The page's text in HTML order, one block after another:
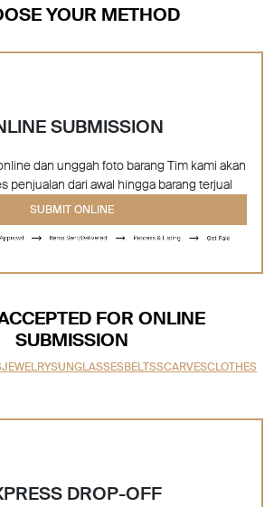
YOUR METHOD
SUBMISSION
dan unggah foto barang Tim kami akan
penjualan dari awal hingga barang terjual
SUBMIT ONLINE
FOR ONLINE
SUBMISSION
JEWELRYSUNGLASSESBELTSSCARVESCLOTHES
DROP-OFF